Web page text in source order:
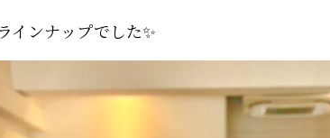
インナップでした✨